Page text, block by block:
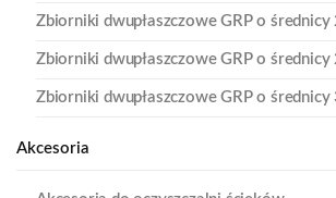
Zbiorniki dwupłaszczowe GRP o średnicy
Zbiorniki dwupłaszczowe GRP o średnicy
Zbiorniki dwupłaszczowe GRP o średnicy
Akcesoria